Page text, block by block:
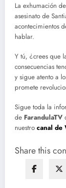
La exhumación
asesinato de
acontecimientos
hablar.
Y tú, ¿crees que
consecuencias
y sigue atento a
promete
Sigue toda la
de FarandulaTV
nuestro canal de
Share this